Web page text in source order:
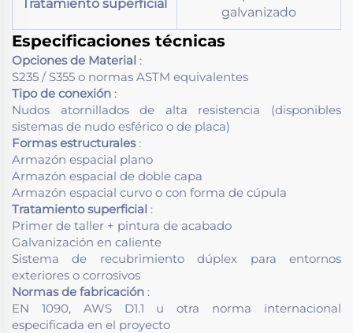
Tratamiento superficial
galvanizado
Especificaciones técnicas
Opciones de Material :
S235 / S355 o normas ASTM equivalentes
Tipo de conexión :
Nudos atornillados de alta resistencia (disponibles
sistemas de nudo esférico o de placa)
Formas estructurales :
Armazón espacial plano
Armazón espacial de doble capa
Armazón espacial curvo o con forma de cúpula
Tratamiento superficial :
Primer de taller + pintura de acabado
Galvanización en caliente
Sistema de recubrimiento dúplex para entornos
exteriores o corrosivos
Normas de fabricación :
EN 1090, AWS D1.1 u otra norma internacional
especificada en el proyecto